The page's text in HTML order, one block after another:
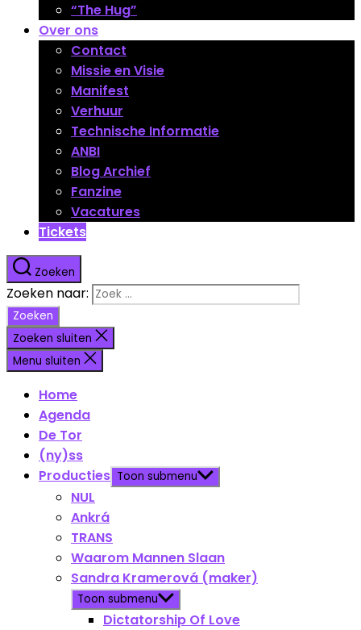
“The Hug”
Over ons
Contact
Missie en Visie
Manifest
Verhuur
Technische Informatie
ANBI
Blog Archief
Fanzine
Vacatures
Tickets
Zoeken
Zoeken naar:
Zoeken sluiten
Menu sluiten
Home
Agenda
De Tor
(ny)ss
Producties Toon submenu
NUL
Ankrá
TRANS
Waarom Mannen Slaan
Sandra Kramerová (maker)
Toon submenu
Dictatorship Of Love